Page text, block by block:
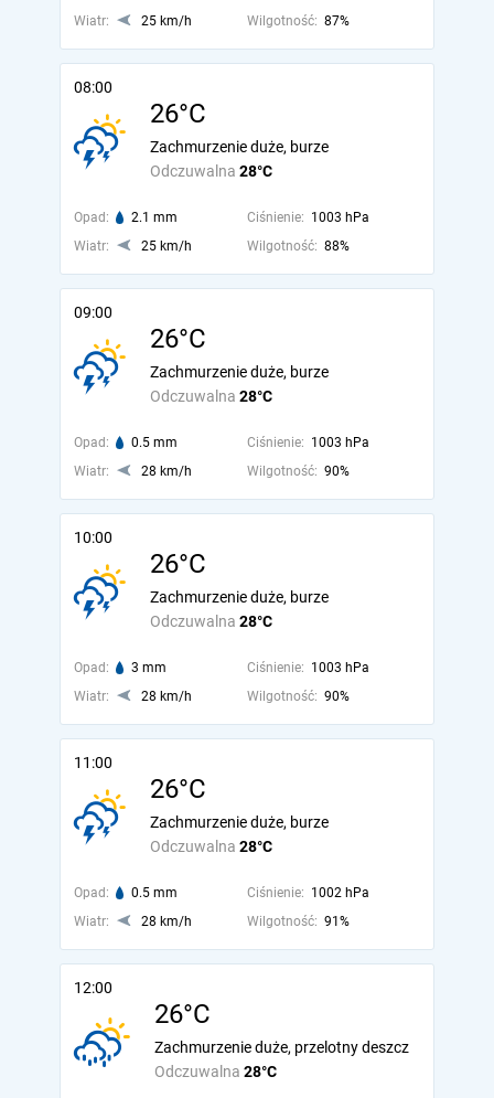
Wiatr: 25 km/h Wilgotność: 87%
08:00
26°C
Odczuwalna 28°C
Zachmurzenie duże, burze
Opad: 2.1 mm Ciśnienie: 1003 hPa
Wiatr:
25 km/h Wilgotność: 88%
09:00
26°C
Odczuwalna 28°C
Zachmurzenie duże, burze
Opad: 0.5 mm Ciśnienie: 1003 hPa
Wiatr:
28 km/h Wilgotność: 90%
10:00
26°C
Odczuwalna 28°C
Zachmurzenie duże, burze
Opad: 3 mm Ciśnienie: 1003 hPa
Wiatr:
28 km/h Wilgotność: 90%
11:00
26°C
Odczuwalna 28°C
Zachmurzenie duże, burze
Opad: 0.5 mm Ciśnienie: 1002 hPa
Wiatr:
28 km/h Wilgotność: 91%
12:00
26°C
Odczuwalna 28°C
Zachmurzenie duże, przelotny deszcz